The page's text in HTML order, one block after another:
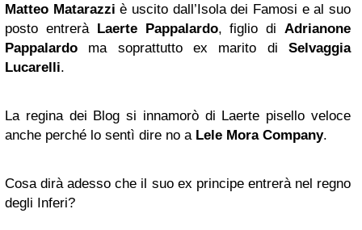
Matteo Matarazzi è uscito dall’Isola dei Famosi e al suo
posto entrerà Laerte Pappalardo, figlio di Adrianone
Pappalardo ma soprattutto ex marito di Selvaggia
Lucarelli.
La regina dei Blog si innamorò di Laerte pisello veloce
anche perché lo sentì dire no a Lele MoraCompany.
Cosa dirà adesso che il suo ex principe entrerà nel regno
degli Inferi?